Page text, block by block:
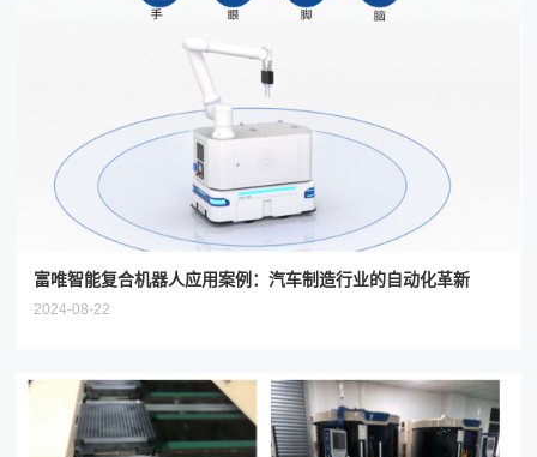
富唯智能复合机器人应用案例：汽车制造行业的自动化革新
2024-08-22